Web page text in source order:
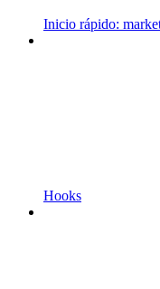
Inicio rápido:
Hooks